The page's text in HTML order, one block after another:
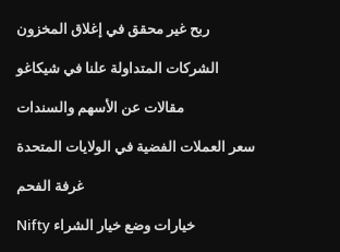
ربح غير محقق في إغلاق المخزون
الشركات المتداولة علنا ​​في شيكاغو
مقالات عن الأسهم والسندات
سعر العملات الفضية في الولايات المتحدة
غرفة الفحم
Nifty خيارات وضع خيار الشراء